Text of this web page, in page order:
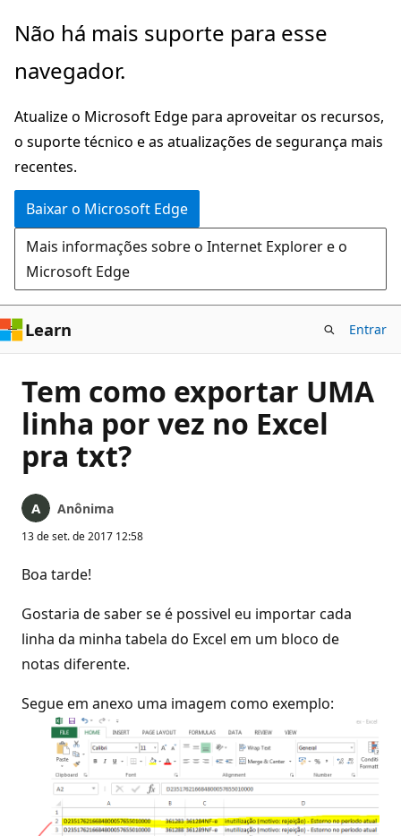
Pular
o
principal
Não há mais suporte para esse
navegador.
Atualize o Microsoft Edge para aproveitar os recursos,
o suporte técnico e as atualizações de segurança mais
recentes.
Baixar o Microsoft Edge
Mais informações sobre o Internet Explorer e o
Microsoft Edge
Learn Entrar
Tem como exportar UMA
linha por vez no Excel
pra txt?
Anônima
13 de set. de 2017 12:58
Boa tarde!
Gostaria de saber se é possivel eu importar cada
linha da minha tabela do Excel em um bloco de
notas diferente.
Segue em anexo uma imagem como exemplo: